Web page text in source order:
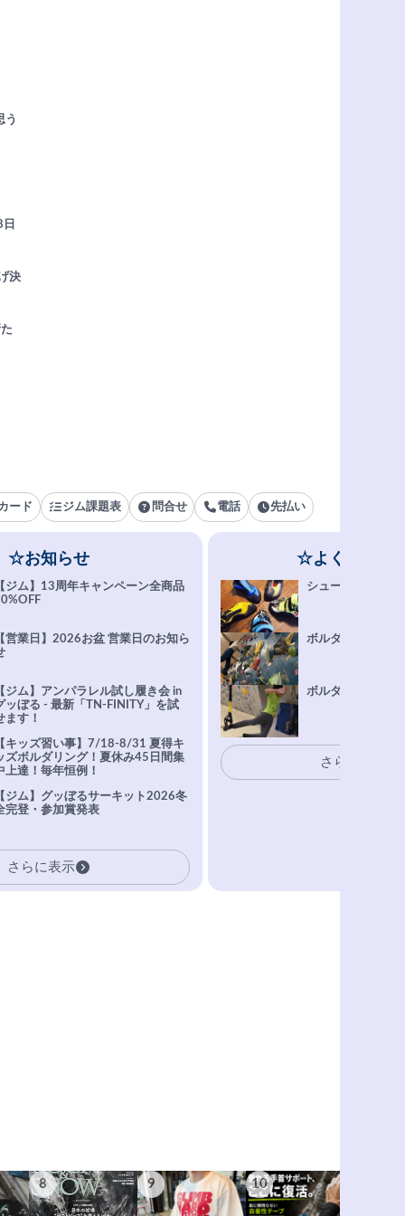
う
決
ード ジム課題表 問合せ 電話 先払い
☆お知らせ
ジム】13周年キャンペーン全商品
営業日】2026お盆 営業日のお知ら
ジム】アンパラレル試し履き会 in
ッぼる - 最新「TN-FINITY」を試
ます！
キッズ習い事】7/18-8/31 夏得キ
ズボルダリング！夏休み45日間集
上達！毎年恒例！
ジム】グッぼるサーキット2026冬
完登・参加賞発表
さらに表示
☆よくある質
シューズ選びFAQ
ボルダリング上達
ボルダリングトレ
さらに表示
8 9 10